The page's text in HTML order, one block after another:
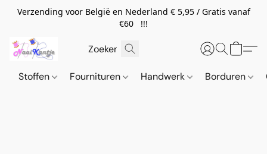
Verzending voor België en Nederland € 5,95 / Gratis vanaf
€60 !!!
Stoffen Fournituren Handwerk Borduren